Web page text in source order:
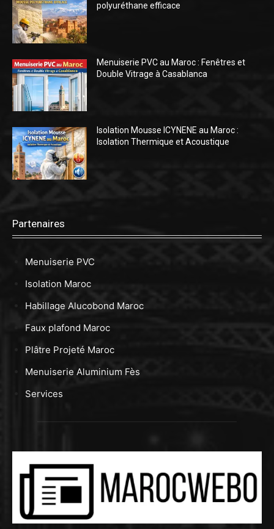
polyuréthane efficace
Menuiserie PVC au Maroc : Fenêtres et
Double Vitrage à Casablanca
Isolation Mousse ICYNENE au Maroc :
Isolation Thermique et Acoustique
Partenaires
Menuiserie PVC
Isolation Maroc
Habillage Alucobond Maroc
Faux plafond Maroc
Plâtre Projeté Maroc
Menuiserie Aluminium Fès
Services